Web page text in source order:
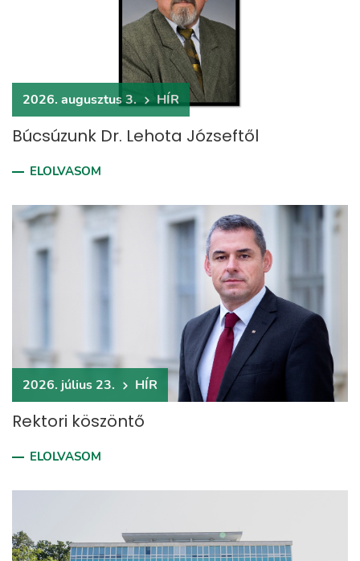
2026. augusztus 3. HÍR
Búcsúzunk Dr. Lehota Józseftől
ELOLVASOM
2026. július 23. HÍR
Rektori köszöntő
ELOLVASOM